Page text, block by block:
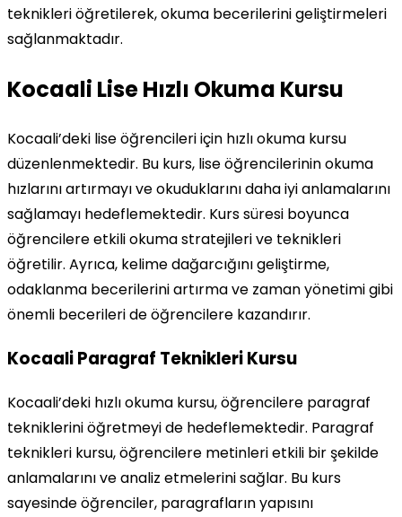
teknikleri öğretilerek, okuma becerilerini geliştirmeleri
sağlanmaktadır.
Kocaali Lise Hızlı Okuma Kursu
Kocaali’deki lise öğrencileri için hızlı okuma kursu
düzenlenmektedir. Bu kurs, lise öğrencilerinin okuma
hızlarını artırmayı ve okuduklarını daha iyi anlamalarını
sağlamayı hedeflemektedir. Kurs süresi boyunca
öğrencilere etkili okuma stratejileri ve teknikleri
öğretilir. Ayrıca, kelime dağarcığını geliştirme,
odaklanma becerilerini artırma ve zaman yönetimi gibi
önemli becerileri de öğrencilere kazandırır.
Kocaali Paragraf Teknikleri Kursu
Kocaali’deki hızlı okuma kursu, öğrencilere paragraf
tekniklerini öğretmeyi de hedeflemektedir. Paragraf
teknikleri kursu, öğrencilere metinleri etkili bir şekilde
anlamalarını ve analiz etmelerini sağlar. Bu kurs
sayesinde öğrenciler, paragrafların yapısını